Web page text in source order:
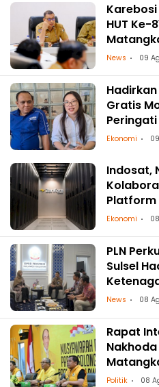
HUT Ke-
News 09
Gratis
Indonesia
Ekonomi
Indosat,
Platform
Asia-
Ekonomi
PLN
Sulsel
News 08
Rapat
Nakhoda
ke
Politik 08